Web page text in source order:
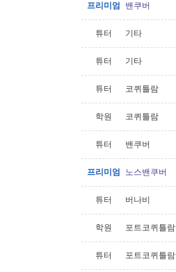
프리미엄 밴쿠버
튜터 기타
튜터 기타
튜터 코퀴틀람
학원 코퀴틀람
튜터 밴쿠버
프리미엄 노스밴쿠버
튜터 버나비
학원 포트코퀴틀람
튜터 포트코퀴틀람